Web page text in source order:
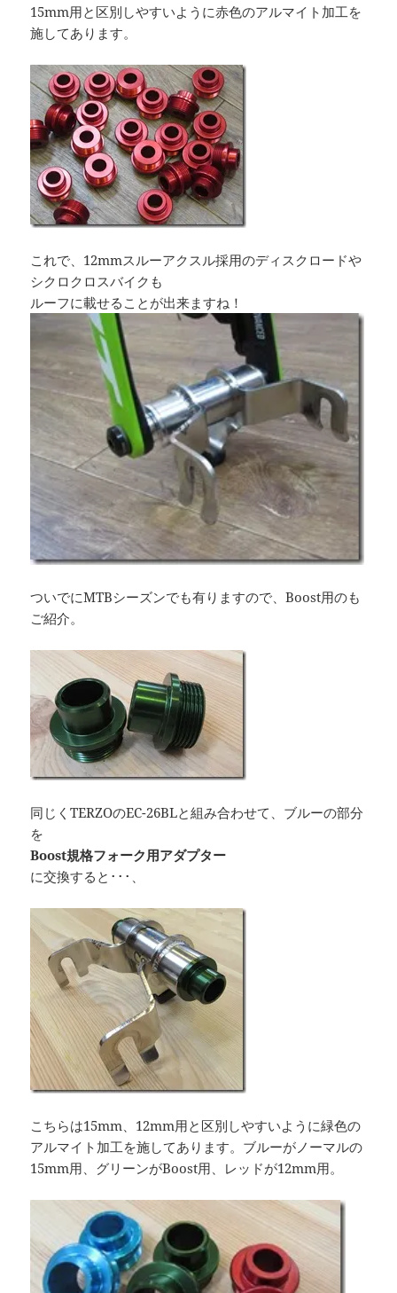
15mm用と区別しやすいように赤色のアルマイト加工を
施してあります。
これで、12mmスルーアクスル採用のディスクロードや
シクロクロスバイクも
ルーフに載せることが出来ますね！
ついでにMTBシーズンでも有りますので、Boost用のも
ご紹介。
同じくTERZOのEC-26BLと組み合わせて、ブルーの部分
を
Boost規格フォーク用アダプター
に交換すると･･･、
こちらは15mm、12mm用と区別しやすいように緑色の
アルマイト加工を施してあります。ブルーがノーマルの
15mm用、グリーンがBoost用、レッドが12mm用。